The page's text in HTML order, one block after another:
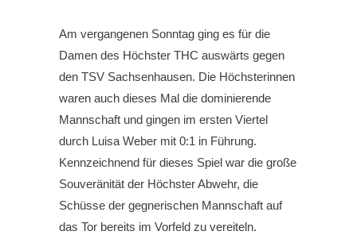
Am vergangenen Sonntag ging es für die
Damen des Höchster THC auswärts gegen
den TSV Sachsenhausen. Die Höchsterinnen
waren auch dieses Mal die dominierende
Mannschaft und gingen im ersten Viertel
durch Luisa Weber mit 0:1 in Führung.
Kennzeichnend für dieses Spiel war die große
Souveränität der Höchster Abwehr, die
Schüsse der gegnerischen Mannschaft auf
das Tor bereits im Vorfeld zu vereiteln.